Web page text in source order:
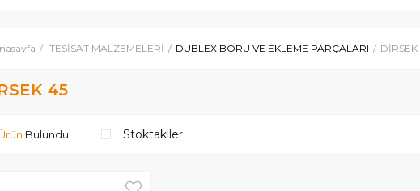
TESİSAT MALZEMELERİ DUBLEX BORU VE EKLEME PARÇALARI DİRSEK
45
Stoktakiler